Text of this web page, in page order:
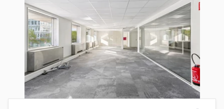
Bureaux privés à Lille
Plateaux opérés
Plateaux opérés à Paris
Plateaux opérés à Lyon
Plateaux opérés à Neuilly-sur-Seine
Plateaux opérés à Saint-Ouen